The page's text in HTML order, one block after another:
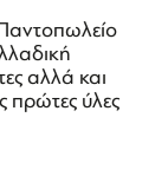
αλλά και
πρώτες ύλες